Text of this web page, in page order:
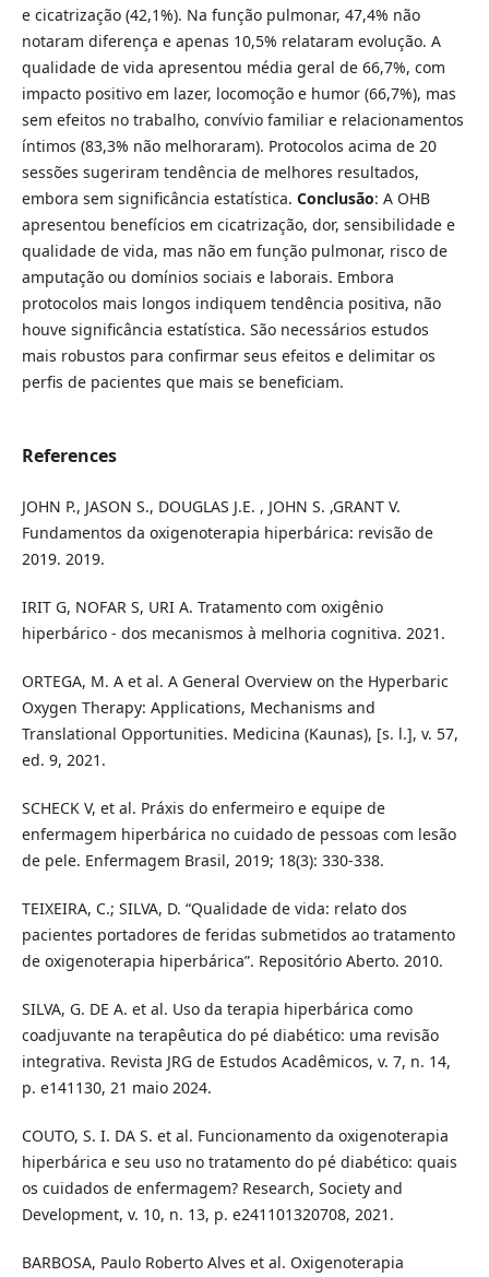
e cicatrização (42,1%). Na função pulmonar, 47,4% não
notaram diferença e apenas 10,5% relataram evolução. A
qualidade de vida apresentou média geral de 66,7%, com
impacto positivo em lazer, locomoção e humor (66,7%), mas
sem efeitos no trabalho, convívio familiar e relacionamentos
íntimos (83,3% não melhoraram). Protocolos acima de 20
sessões sugeriram tendência de melhores resultados,
embora sem significância estatística. Conclusão: A OHB
apresentou benefícios em cicatrização, dor, sensibilidade e
qualidade de vida, mas não em função pulmonar, risco de
amputação ou domínios sociais e laborais. Embora
protocolos mais longos indiquem tendência positiva, não
houve significância estatística. São necessários estudos
mais robustos para confirmar seus efeitos e delimitar os
perfis de pacientes que mais se beneficiam.
References
JOHN P., JASON S., DOUGLAS J.E. , JOHN S. ,GRANT V.
Fundamentos da oxigenoterapia hiperbárica: revisão de
2019. 2019.
IRIT G, NOFAR S, URI A. Tratamento com oxigênio
hiperbárico - dos mecanismos à melhoria cognitiva. 2021.
ORTEGA, M. A et al. A General Overview on the Hyperbaric
Oxygen Therapy: Applications, Mechanisms and
Translational Opportunities. Medicina (Kaunas), [s. l.], v. 57,
ed. 9, 2021.
SCHECK V, et al. Práxis do enfermeiro e equipe de
enfermagem hiperbárica no cuidado de pessoas com lesão
de pele. Enfermagem Brasil, 2019; 18(3): 330-338.
TEIXEIRA, C.; SILVA, D. “Qualidade de vida: relato dos
pacientes portadores de feridas submetidos ao tratamento
de oxigenoterapia hiperbárica”. Repositório Aberto. 2010.
SILVA, G. DE A. et al. Uso da terapia hiperbárica como
coadjuvante na terapêutica do pé diabético: uma revisão
integrativa. Revista JRG de Estudos Acadêmicos, v. 7, n. 14,
p. e141130, 21 maio 2024.
COUTO, S. I. DA S. et al. Funcionamento da oxigenoterapia
hiperbárica e seu uso no tratamento do pé diabético: quais
os cuidados de enfermagem? Research, Society and
Development, v. 10, n. 13, p. e241101320708, 2021.
BARBOSA, Paulo Roberto Alves et al. Oxigenoterapia